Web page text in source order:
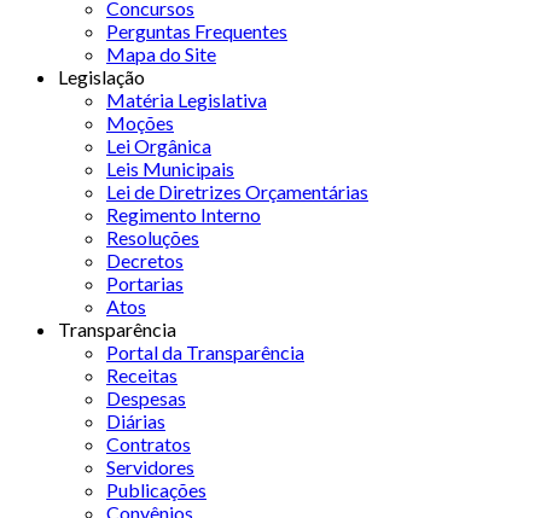
Concursos
Perguntas Frequentes
Mapa do Site
Legislação
Matéria Legislativa
Moções
Lei Orgânica
Leis Municipais
Lei de Diretrizes Orçamentárias
Regimento Interno
Resoluções
Decretos
Portarias
Atos
Transparência
Portal da Transparência
Receitas
Despesas
Diárias
Contratos
Servidores
Publicações
Convênios